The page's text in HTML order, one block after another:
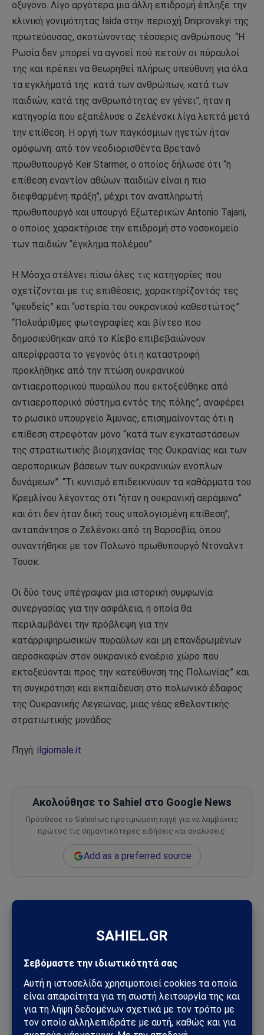
οξυγόνο. Λίγο αργότερα μια άλλη επιδρομή έπληξε την
κλινική γονιμότητας Isida στην περιοχή Dniprovskyi της
πρωτεύουσας, σκοτώνοντας τέσσερις ανθρώπους. “Η
Ρωσία δεν μπορεί να αγνοεί πού πετούν οι πύραυλοί
της και πρέπει να θεωρηθεί πλήρως υπεύθυνη για όλα
τα εγκλήματά της: κατά των ανθρώπων, κατά των
παιδιών, κατά της ανθρωπότητας εν γένει”, ήταν η
κατηγορία που εξαπέλυσε ο Ζελένσκι λίγα λεπτά μετά
την επίθεση. Η οργή των παγκόσμιων ηγετών ήταν
ομόφωνη: από τον νεοδιορισθέντα Βρετανό
πρωθυπουργό Keir Starmer, ο οποίος δήλωσε ότι “η
επίθεση εναντίον αθώων παιδιών είναι η πιο
διεφθαρμένη πράξη”, μέχρι τον αναπληρωτή
πρωθυπουργό και υπουργό Εξωτερικών Antonio Tajani,
ο οποίος χαρακτήρισε την επιδρομή στο νοσοκομείο
των παιδιών “έγκλημα πολέμου”.
Η Μόσχα στέλνει πίσω όλες τις κατηγορίες που
σχετίζονται με τις επιθέσεις, χαρακτηρίζοντάς τες
“ψευδείς” και “υστερία του ουκρανικού καθεστώτος”.
“Πολυάριθμες φωτογραφίες και βίντεο που
δημοσιεύθηκαν από το Κίεβο επιβεβαιώνουν
απερίφραστα το γεγονός ότι η καταστροφή
προκλήθηκε από την πτώση ουκρανικού
αντιαεροπορικού πυραύλου που εκτοξεύθηκε από
αντιαεροπορικό σύστημα εντός της πόλης”, αναφέρει
το ρωσικό υπουργείο Άμυνας, επισημαίνοντας ότι η
επίθεση στρεφόταν μόνο “κατά των εγκαταστάσεων
της στρατιωτικής βιομηχανίας της Ουκρανίας και των
αεροπορικών βάσεων των ουκρανικών ενόπλων
δυνάμεων”. “Τι κυνισμό επιδεικνύουν τα καθάρματα του
Κρεμλίνου λέγοντας ότι “ήταν η ουκρανική αεράμυνα”
και ότι δεν ήταν δική τους υπολογισμένη επίθεση”,
ανταπάντησε ο Ζελένσκι από τη Βαρσοβία, όπου
συναντήθηκε με τον Πολωνό πρωθυπουργό Ντόναλντ
Τουσκ.
Οι δύο τους υπέγραψαν μια ιστορική συμφωνία
συνεργασίας για την ασφάλεια, η οποία θα
περιλαμβάνει την πρόβλεψη για την
κατάρριψηρωσικών πυραύλων και μη επανδρωμένων
αεροσκαφών στον ουκρανικό εναέριο χώρο που
εκτοξεύονται προς την κατεύθυνση της Πολωνίας” και
τη συγκρότηση και εκπαίδευση στο πολωνικό έδαφος
της Ουκρανικής Λεγεώνας, μιας νέας εθελοντικής
στρατιωτικής μονάδας.
Πηγή: ilgiornale.it
Ακολούθησε το Sahiel στο Google News
Πρόσθεσε το Sahiel ως προτιμώμενη πηγή για να λαμβάνεις
πρώτος τις σημαντικότερες ειδήσεις και αναλύσεις.
Add as a preferred source
τρομακτικές εικόνες
Ακολουθήστε στο Instagram
Ακολουθήστε στο YouTube